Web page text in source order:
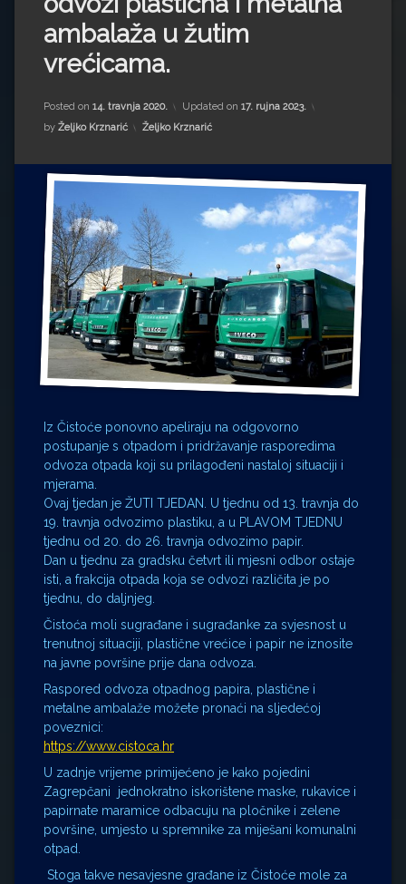
Impressum
Milenko Strižak
Drugi autori
Drugi autori
Ljiljana Lekanić-Kljaić
Željko Krznarić
Mario Lovreković
Miroslav Šantek
ambalaža u žutim
vrećicama.
Posted on 14. travnja 2020. Updated on 17. rujna 2023.
by Željko Krznarić Kategorije:
Željko Krznarić
Iz Čistoće ponovno apeliraju na odgovorno
postupanje s otpadom i pridržavanje rasporedima
odvoza otpada koji su prilagođeni nastaloj situaciji i
mjerama.
Ovaj tjedan je ŽUTI TJEDAN. U tjednu od 13. travnja do
19. travnja odvozimo plastiku, a u PLAVOM TJEDNU
tjednu od 20. do 26. travnja odvozimo papir.
Dan u tjednu za gradsku četvrt ili mjesni odbor ostaje
isti, a frakcija otpada koja se odvozi različita je po
tjednu, do daljnjeg.
Čistoća moli sugrađane i sugrađanke za svjesnost u
trenutnoj situaciji, plastične vrećice i papir ne iznosite
na javne površine prije dana odvoza.
Raspored odvoza otpadnog papira, plastične i
metalne ambalaže možete pronaći na sljedećoj
poveznici:
https://www.cistoca.hr
U zadnje vrijeme primijećeno je kako pojedini
Zagrepčani jednokratno iskorištene maske, rukavice i
papirnate maramice odbacuju na pločnike i zelene
površine, umjesto u spremnike za miješani komunalni
otpad.
Stoga takve nesavjesne građane iz Čistoće mole za